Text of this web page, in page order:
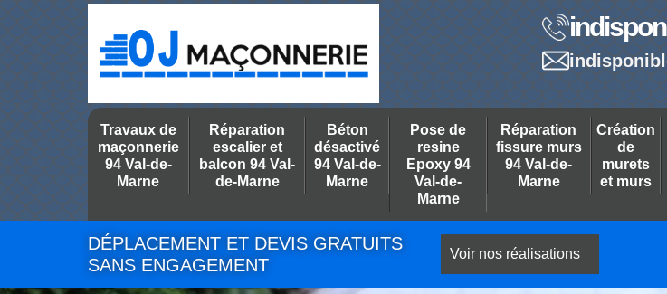
Travaux de
maçonnerie
94 Val-de-
Marne
Réparation
escalier et
balcon 94 Val-
de-Marne
Béton
désactivé
94 Val-de-
Marne
Pose de
resine
Epoxy 94
Val-de-
Marne
Réparation
fissure murs
94 Val-de-
Marne
Création
de
murets
et murs
DÉPLACEMENT ET DEVIS GRATUITS
SANS ENGAGEMENT
Voir nos réalisations